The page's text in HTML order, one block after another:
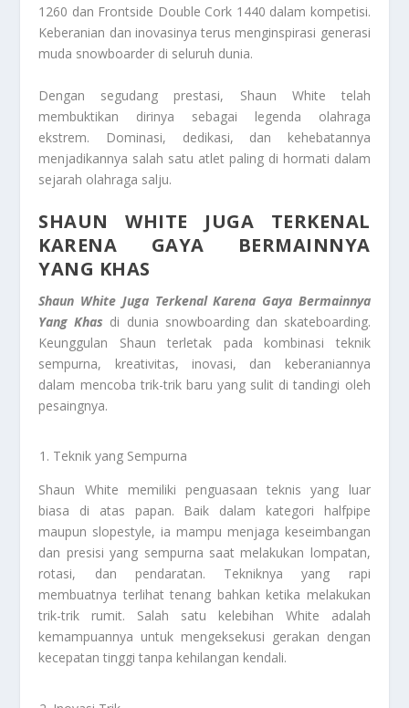
1260 dan Frontside Double Cork 1440 dalam kompetisi.
Keberanian dan inovasinya terus menginspirasi generasi
muda snowboarder di seluruh dunia.
Dengan segudang prestasi, Shaun White telah
membuktikan dirinya sebagai legenda olahraga
ekstrem. Dominasi, dedikasi, dan kehebatannya
menjadikannya salah satu atlet paling di hormati dalam
sejarah olahraga salju.
SHAUN WHITE JUGA TERKENAL
KARENA GAYA BERMAINNYA
YANG KHAS
Shaun White JugaTerkenal Karena Gaya Bermainnya
Yang Khas di dunia snowboarding dan skateboarding.
Keunggulan Shaun terletak pada kombinasi teknik
sempurna, kreativitas, inovasi, dan keberaniannya
dalam mencoba trik-trik baru yang sulit di tandingi oleh
pesaingnya.
Teknik yang Sempurna
Shaun White memiliki penguasaan teknis yang luar
biasa di atas papan. Baik dalam kategori halfpipe
maupun slopestyle, ia mampu menjaga keseimbangan
dan presisi yang sempurna saat melakukan lompatan,
rotasi, dan pendaratan. Tekniknya yang rapi
membuatnya terlihat tenang bahkan ketika melakukan
trik-trik rumit. Salah satu kelebihan White adalah
kemampuannya untuk mengeksekusi gerakan dengan
kecepatan tinggi tanpa kehilangan kendali.